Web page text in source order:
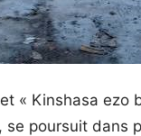
« Kinshasa ezo
se poursuit dans